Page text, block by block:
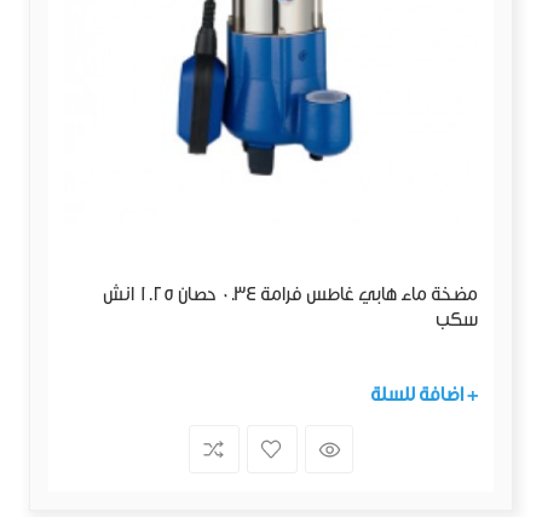
مضخة ماء هابي غاطس فرامة 0.34 حصان 1.25 انش
سكب
+ اضافة للسلة